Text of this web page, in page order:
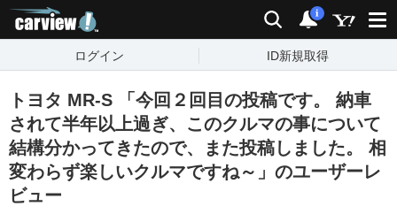
検索 通知
i
ログイン ID新規取得
トヨタ MR-S 「今回２回目の投稿です。 納車
されて半年以上過ぎ、このクルマの事について
結構分かってきたので、また投稿しました。 相
変わらず楽しいクルマですね～」のユーザーレ
ビュー